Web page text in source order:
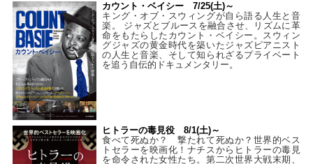
カウント・ベイシー 7/25(土)～
キング・オブ・スウィングが自ら語る人生と音
楽。 ジャズとブルースを融合させ、リズムに革
命をもたらしたカウント・ベイシー。スウィン
グジャズの黄金時代を築いたジャズピアニスト
の人生と音楽、そして知られざるプライベート
を追う自伝的ドキュメンタリー。
ヒトラーの毒見役 8/1(土)～
食べて死ぬか？ 撃たれて死ぬか？世界的ベス
トセラーを映画化！ナチスからヒトラーの毒見
を命令された女性たち。第二次世界大戦末期、